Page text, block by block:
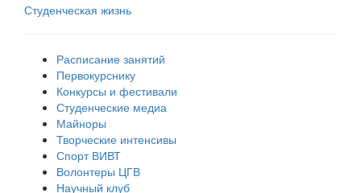
Студенческая жизнь
Расписание занятий
Первокурснику
Конкурсы и фестивали
Студенческие медиа
Майноры
Творческие интенсивы
Спорт ВИВТ
Волонтеры ЦГВ
Научный клуб